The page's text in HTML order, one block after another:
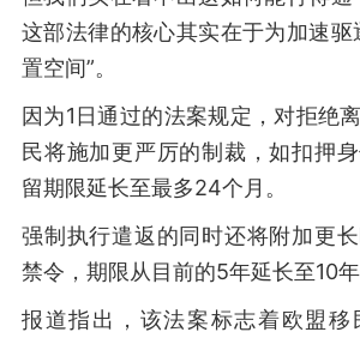
这部法律的核心其实在于为加速驱
置空间”。
因为1日通过的法案规定，对拒绝
民将施加更严厉的制裁，如扣押
留期限延长至最多24个月。
强制执行遣返的同时还将附加更
禁令，期限从目前的5年延长至10年
报道指出，该法案标志着欧盟移